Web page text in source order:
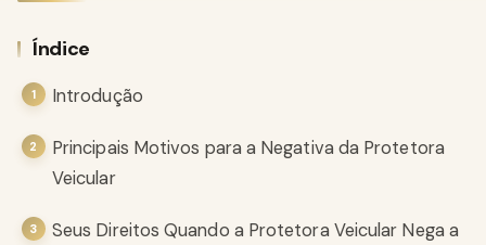
Índice
Introdução
Principais Motivos para a Negativa da Protetora
Veicular
Seus Direitos Quando a Protetora Veicular Nega a